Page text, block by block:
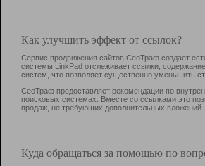
Как улучшить эффект от ссылок?
Сервис продвижения сайтов СеоТраф создает
системы LinkPad отслеживает ссылки,
систем, что позволяет существенно уменьшить
СеоТраф предоставляет рекомендации по
поисковых системах. Вместе со ссылками это
продаж, не требующих дополнительных вложений.
Куда обращаться за помощью по